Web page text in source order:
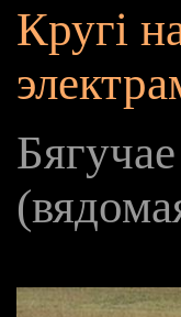
Кругі